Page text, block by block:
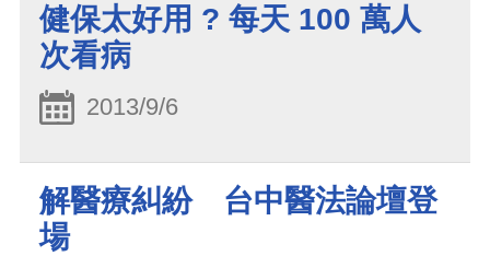
健保太好用 ? 每天 100 萬人
次看病
2013/9/6
解醫療糾紛 台中醫法論壇登
場